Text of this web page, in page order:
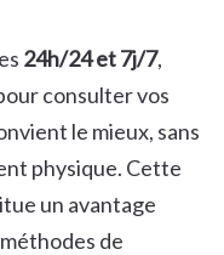
24h/24 et 7j/7,
consulter vos
le mieux, sans
physique. Cette
un avantage
de